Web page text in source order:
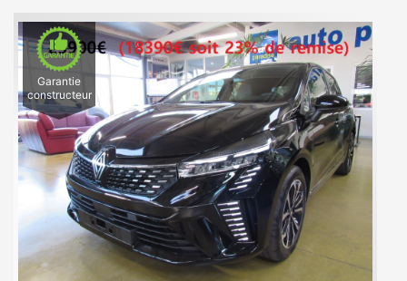
Garantie
constructeur